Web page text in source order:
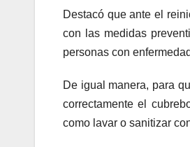
Destacó que ante el
con las medidas
personas con
De igual manera, para
correctamente el
como lavar o sanitizar